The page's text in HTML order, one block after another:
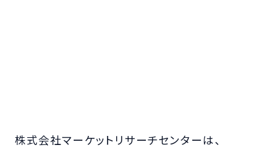
株式会社マーケットリサーチセンターは、